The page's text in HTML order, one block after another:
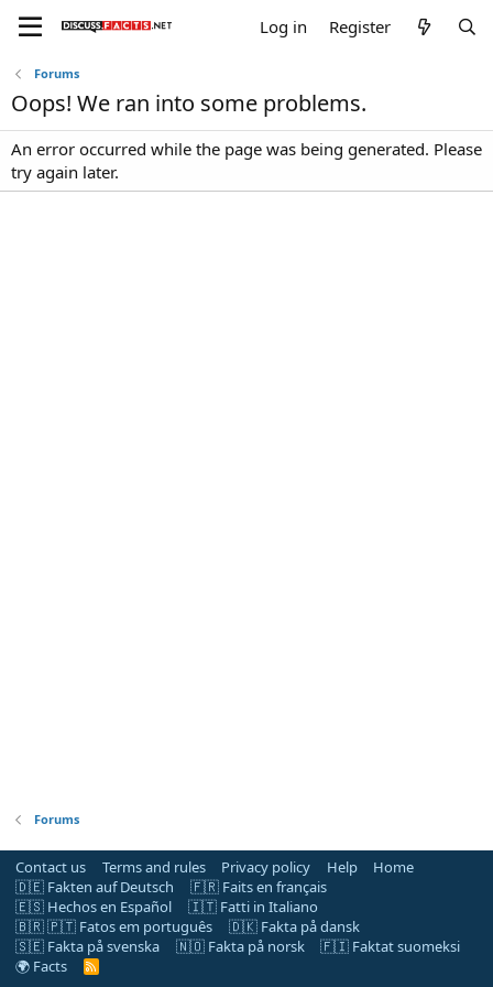
Log in Register
Forums
Oops! We ran into some problems.
An error occurred while the page was being generated. Please
try again later.
Forums
Contact us Terms and rules Privacy policy Help
Home
🇩🇪 Fakten auf Deutsch
🇫🇷 Faits en français
🇪🇸 Hechos en Español
🇮🇹 Fatti in Italiano
🇧🇷 🇵🇹 Fatos em português
🇩🇰 Fakta på dansk
🇸🇪 Fakta på svenska
🇳🇴 Fakta på norsk
🇫🇮 Faktat suomeksi
🌍 Facts
R